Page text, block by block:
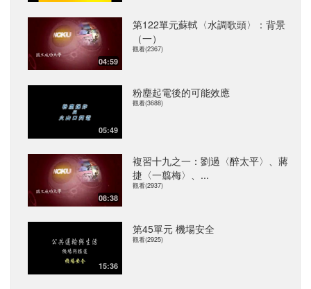
04:59
第122單元蘇軾〈水調歌頭〉：背景
（一）
觀看(2367)
05:49
粉塵起電後的可能效應
觀看(3688)
08:38
複習十九之一：劉過〈醉太平〉、蔣
捷〈一翦梅〉、...
觀看(2937)
15:36
第45單元 機場安全
觀看(2925)